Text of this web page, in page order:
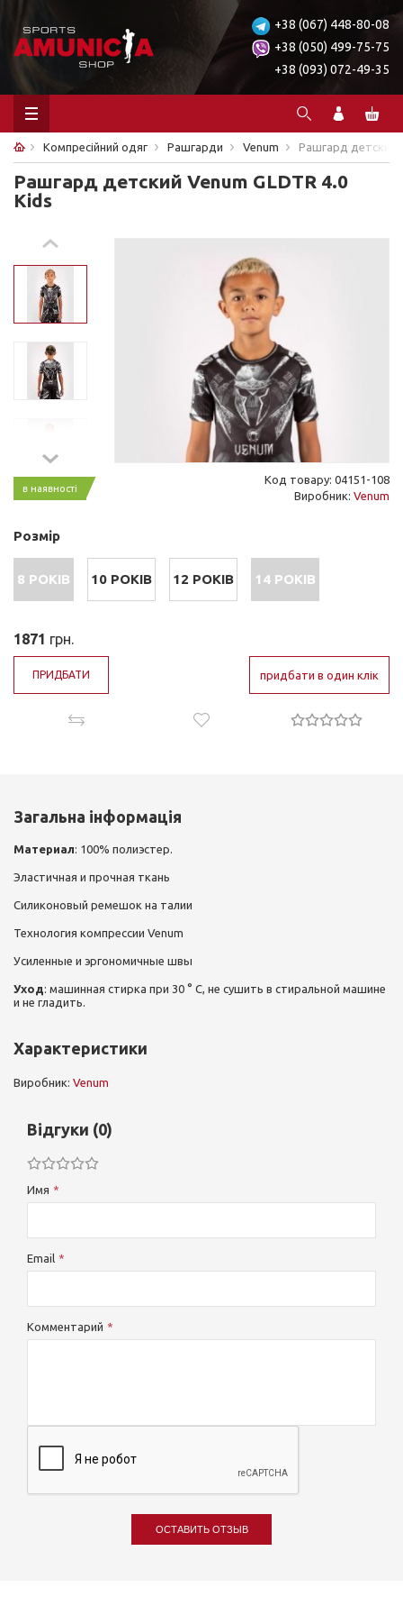
+38 (067) 448-80-08
+38 (050) 499-75-75
+38 (093) 072-49-35
Компресійний одяг Рашгарди Venum Рашгард детский
Рашгард детский Venum GLDTR 4.0
Kids
в наявності
Код товару: 04151-108
Виробник: Venum
Розмір
8 РОКІВ 10 РОКІВ 12 РОКІВ 14 РОКІВ
1871 грн.
ПРИДБАТИ придбати в один клік
Загальна інформація
Материал: 100% полиэстер.
Эластичная и прочная ткань
Силиконовый ремешок на талии
Технология компрессии Venum
Усиленные и эргономичные швы
Уход: машинная стирка при 30 ° C, не сушить в стиральной машине
и не гладить.
Характеристики
Виробник: Venum
Відгуки (0)
Имя
Email
Комментарий
ОСТАВИТЬ ОТЗЫВ